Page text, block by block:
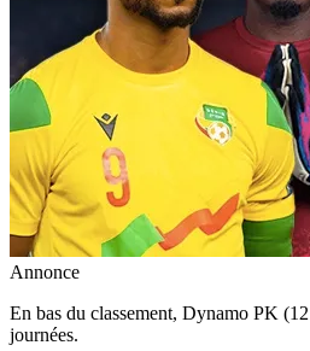
Annonce
En bas du classement, Dynamo PK
journées.